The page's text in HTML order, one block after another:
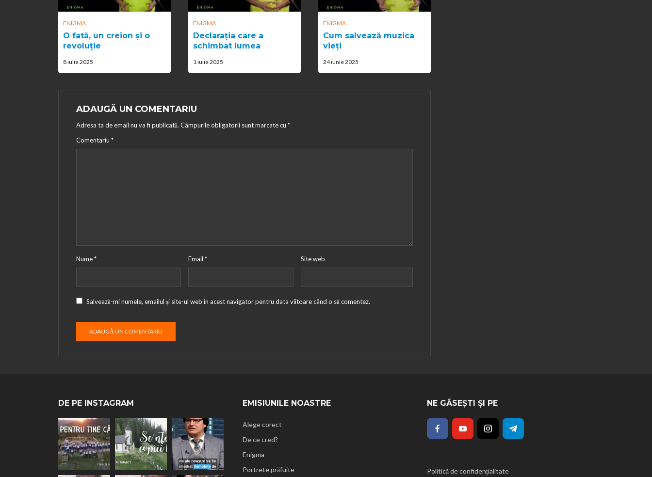
ENIGMA
O fată, un creion și o
revoluție
8 iulie 2025
ENIGMA
Declarația care a
schimbat lumea
1 iulie 2025
ENIGMA
Cum salvează muzica
vieți
24 iunie 2025
ADAUGĂ UN COMENTARIU
Adresa ta de email nu va fi publicată. Câmpurile obligatorii sunt marcate cu *
Comentariu *
Nume* Email* Site web
Salvează-mi numele, emailul și site-ul web în acest navigator pentru data viitoare când o să comentez.
DE PE INSTAGRAM EMISIUNILE NOASTRE
Alege corect
De ce cred?
Enigma
Portrete prăfuite
NE GĂSEȘTI ȘI PE
Politică de confidențialitate